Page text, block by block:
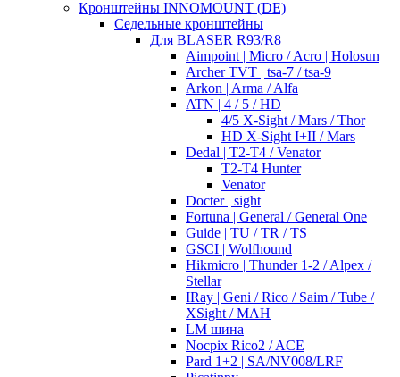
Кронштейны INNOMOUNT (DE)
Седельные кронштейны
Для BLASER R93/R8
Aimpoint | Micro / Acro | Holosun
Archer TVT | tsa-7 / tsa-9
Arkon | Arma / Alfa
ATN | 4 / 5 / HD
4/5 X-Sight / Mars / Thor
HD X-Sight I+II / Mars
Dedal | T2-T4 / Venator
T2-T4 Hunter
Venator
Docter | sight
Fortuna | General / General One
Guide | TU / TR / TS
GSCI | Wolfhound
Hikmicro | Thunder 1-2 / Alpex /
Stellar
IRay | Geni / Rico / Saim / Tube /
XSight / MAH
LM шина
Nocpix Rico2 / ACE
Pard 1+2 | SA/NV008/LRF